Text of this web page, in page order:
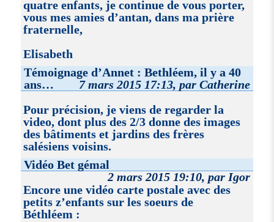
quatre enfants, je continue de vous porter,
vous mes amies d’antan, dans ma prière
fraternelle,
Elisabeth
Témoignage d’Annet : Bethléem, il y a 40
ans…
7 mars 2015 17:13, par Catherine
Pour précision, je viens de regarder la
video, dont plus des 2/3 donne des images
des bâtiments et jardins des frères
salésiens voisins.
Vidéo Bet gémal
2 mars 2015 19:10, par Igor
Encore une vidéo carte postale avec des
petits z’enfants sur les soeurs de
Béthléem :